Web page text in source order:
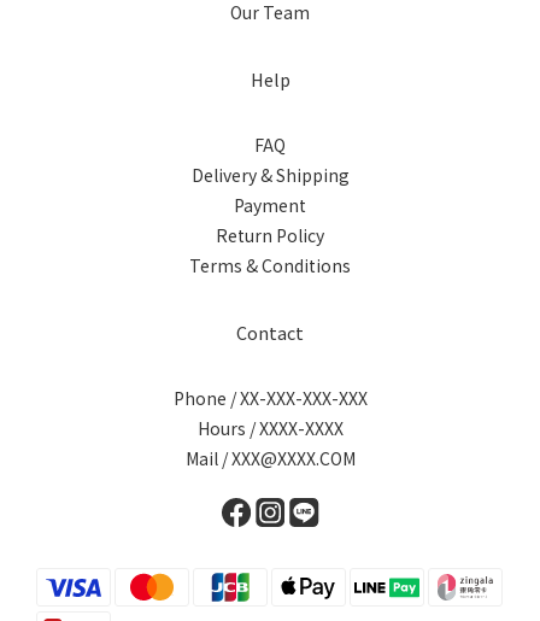
Our Team
Help
FAQ
Delivery & Shipping
Payment
Return Policy
Terms & Conditions
Contact
Phone / XX-XXX-XXX-XXX
Hours / XXXX-XXXX
Mail / XXX@XXXX.COM